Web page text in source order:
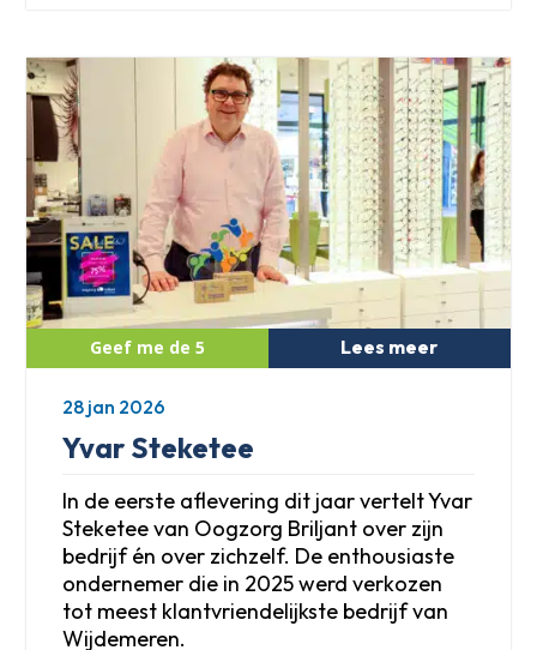
Yvar Steketee
In de eerste aflevering dit jaar vertelt Yvar
Steketee van Oogzorg Briljant over zijn
bedrijf én over zichzelf. De enthousiaste
ondernemer die in 2025 werd verkozen
tot meest klantvriendelijkste bedrijf van
Wijdemeren.
Lees meer
28 jan 2026